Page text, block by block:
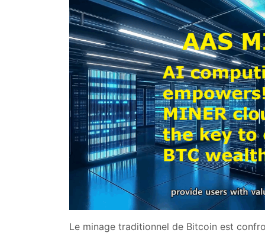
Le minage traditionnel de Bitcoin est